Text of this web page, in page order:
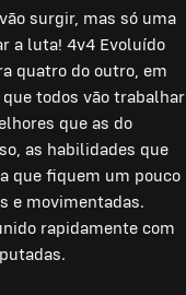
surgir, mas só uma
a luta! 4v4 Evoluído
quatro do outro, em
todos vão trabalhar
que as do
as habilidades que
que fiquem um pouco
e movimentadas.
rapidamente com